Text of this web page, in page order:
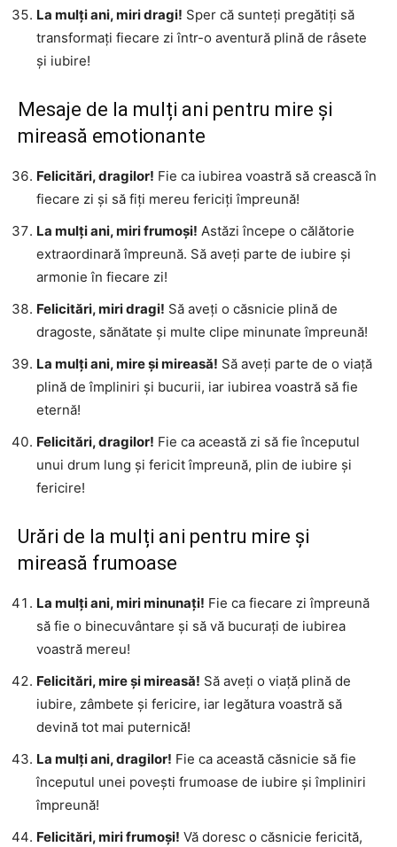
La mulți ani, miri dragi! Sper că sunteți pregătiți să
transformați fiecare zi într-o aventură plină de râsete
și iubire!
Mesaje de la mulți ani pentru mire și
mireasă emotionante
Felicitări, dragilor! Fie ca iubirea voastră să crească în
fiecare zi și să fiți mereu fericiți împreună!
La mulți ani, miri frumoși! Astăzi începe o călătorie
extraordinară împreună. Să aveți parte de iubire și
armonie în fiecare zi!
Felicitări, miri dragi! Să aveți o căsnicie plină de
dragoste, sănătate și multe clipe minunate împreună!
La mulți ani, mire și mireasă! Să aveți parte de o viață
plină de împliniri și bucurii, iar iubirea voastră să fie
eternă!
Felicitări, dragilor! Fie ca această zi să fie începutul
unui drum lung și fericit împreună, plin de iubire și
fericire!
Urări de la mulți ani pentru mire și
mireasă frumoase
La mulți ani, miri minunați! Fie ca fiecare zi împreună
să fie o binecuvântare și să vă bucurați de iubirea
voastră mereu!
Felicitări, mire și mireasă! Să aveți o viață plină de
iubire, zâmbete și fericire, iar legătura voastră să
devină tot mai puternică!
La mulți ani, dragilor! Fie ca această căsnicie să fie
începutul unei povești frumoase de iubire și împliniri
împreună!
Felicitări, miri frumoși! Vă doresc o căsnicie fericită,